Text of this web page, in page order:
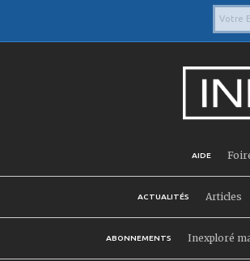
AIDE
ACTUALITÉS Articles
ABONNEMENTS Inexploré